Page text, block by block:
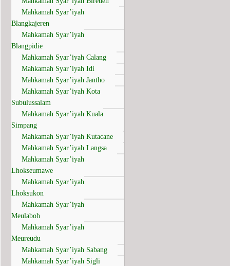
Mahkamah Syar’iyah
Blangkajeren
Mahkamah Syar’iyah
Blangpidie
Mahkamah Syar’iyah Calang
Mahkamah Syar’iyah Idi
Mahkamah Syar’iyah Jantho
Mahkamah Syar’iyah Kota
Subulussalam
Mahkamah Syar’iyah Kuala
Simpang
Mahkamah Syar’iyah Kutacane
Mahkamah Syar’iyah Langsa
Mahkamah Syar’iyah
Lhokseumawe
Mahkamah Syar’iyah
Lhoksukon
Mahkamah Syar’iyah
Meulaboh
Mahkamah Syar’iyah
Meureudu
Mahkamah Syar’iyah Sabang
Mahkamah Syar’iyah Sigli